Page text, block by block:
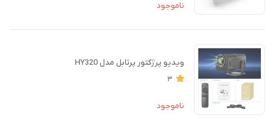
ناموجود
ویدیو پرژکتور پرتابل مدل HY320
3
ناموجود